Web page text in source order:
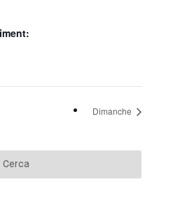
Dimanche